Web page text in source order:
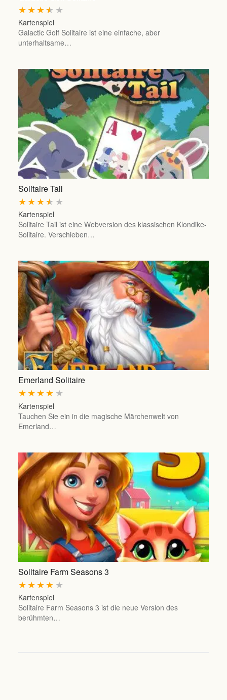
★
★
★
★
★
Kartenspiel
Galactic Golf Solitaire ist eine einfache, aber
unterhaltsame…
Solitaire Tail
★
★
★
★
★
Kartenspiel
Solitaire Tail ist eine Webversion des klassischen Klondike-
Solitaire. Verschieben…
Emerland Solitaire
★
★
★
★
★
Kartenspiel
Tauchen Sie ein in die magische Märchenwelt von
Emerland…
Solitaire Farm Seasons 3
★
★
★
★
★
Kartenspiel
Solitaire Farm Seasons 3 ist die neue Version des
berühmten…